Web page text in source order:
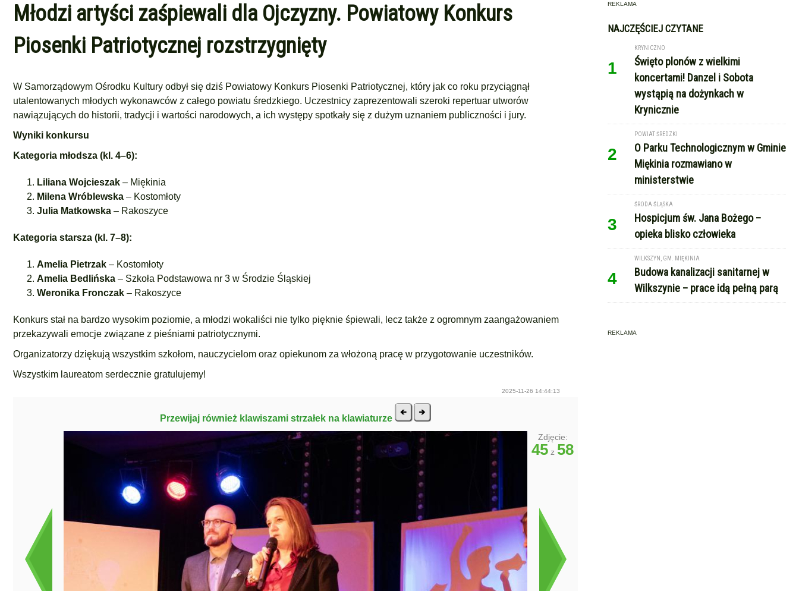
Młodzi artyści zaśpiewali dla Ojczyzny. Powiatowy Konkurs
Piosenki Patriotycznej rozstrzygnięty
W Samorządowym Ośrodku Kultury odbył się dziś Powiatowy Konkurs Piosenki Patriotycznej, który jak co roku przyciągnął
utalentowanych młodych wykonawców z całego powiatu średzkiego. Uczestnicy zaprezentowali szeroki repertuar utworów
nawiązujących do historii, tradycji i wartości narodowych, a ich występy spotkały się z dużym uznaniem publiczności i jury.
Wyniki konkursu
Kategoria młodsza (kl. 4–6):
Liliana Wojcieszak – Miękinia
Milena Wróblewska – Kostomłoty
Julia Matkowska – Rakoszyce
Kategoria starsza (kl. 7–8):
Amelia Pietrzak – Kostomłoty
Amelia Bedlińska – Szkoła Podstawowa nr 3 w Środzie Śląskiej
Weronika Fronczak – Rakoszyce
Konkurs stał na bardzo wysokim poziomie, a młodzi wokaliści nie tylko pięknie śpiewali, lecz także z ogromnym zaangażowaniem
przekazywali emocje związane z pieśniami patriotycznymi.
Organizatorzy dziękują wszystkim szkołom, nauczycielom oraz opiekunom za włożoną pracę w przygotowanie uczestników.
Wszystkim laureatom serdecznie gratulujemy!
2025-11-26 14:44:13
Przewijaj również klawiszami strzałek na klawiaturze
Zdjęcie:
45 z 58
REKLAMA
NAJCZĘŚCIEJ CZYTANE
1
KRYNICZNO
Święto plonów z wielkimi
koncertami! Danzel i Sobota
wystąpią na dożynkach w
Krynicznie
2
POWIAT ŚREDZKI
O Parku Technologicznym w Gminie
Miękinia rozmawiano w
ministerstwie
3
ŚRODA ŚLĄSKA
Hospicjum św. Jana Bożego –
opieka blisko człowieka
4
WILKSZYN, GM. MIĘKINIA
Budowa kanalizacji sanitarnej w
Wilkszynie – prace idą pełną parą
REKLAMA